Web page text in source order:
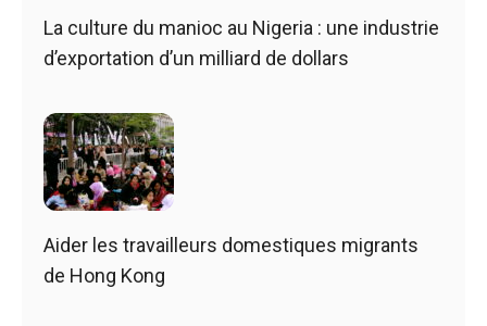
La culture du manioc au Nigeria : une industrie
d’exportation d’un milliard de dollars
Aider les travailleurs domestiques migrants
de Hong Kong